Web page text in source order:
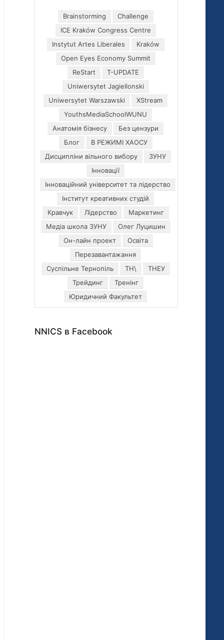
Brainstorming
Challenge
ICE Kraków Congress Centre
Instytut Artes Liberales
Kraków
Open Eyes Economy Summit
ReStart
T-UPDATE
Uniwersytet Jagiellonski
Uniwersytet Warszawski
XStream
YouthsMediaSchoolWUNU
Анатомія бізнесу
Без цензури
Блог
В РЕЖИМІ ХАОСУ
Дисципліни вільного вибору
ЗУНУ
Інновації
Інноваційний університет та лідерство
Інститут креативних студій
Кравчук
Лідерство
Маркетинг
Медіа школа ЗУНУ
Олег Луцишин
Он-лайн проект
Освіта
Перезавантажання
Суспільне Тернопіль
ТН\
ТНЕУ
Трейдинг
Тренінг
Юридичний Факультет
NNICS в Facebook